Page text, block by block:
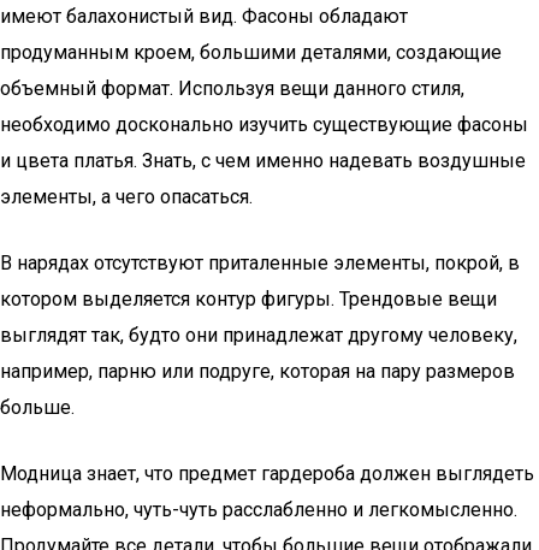
имеют балахонистый вид. Фасоны обладают
продуманным кроем, большими деталями, создающие
объемный формат. Используя вещи данного стиля,
необходимо досконально изучить существующие фасоны
и цвета платья. Знать, с чем именно надевать воздушные
элементы, а чего опасаться.
В нарядах отсутствуют приталенные элементы, покрой, в
котором выделяется контур фигуры. Трендовые вещи
выглядят так, будто они принадлежат другому человеку,
например, парню или подруге, которая на пару размеров
больше.
Модница знает, что предмет гардероба должен выглядеть
неформально, чуть-чуть расслабленно и легкомысленно.